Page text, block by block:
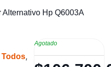
Alternativo Hp Q6003A
Todos,
Agotado